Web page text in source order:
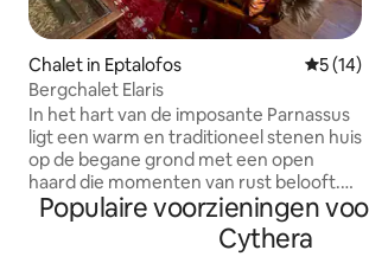
Chalet in Eptalofos
5 (14)
Bergchalet Elaris
In het hart van de imposante Parnassus
ligt een warm en traditioneel stenen huis
op de begane grond met een open
haard die momenten van rust belooft.
Het huis is gelegen aan de hoofdweg
van het dorp, met gemakkelijke
toegang. Tegelijkertijd ligt het op
Populaire voorzieningen
Cythera